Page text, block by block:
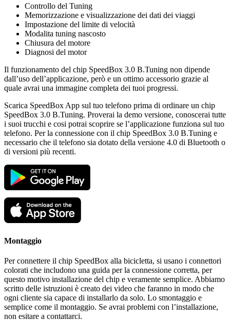
Controllo del Tuning
Memorizzazione e visualizzazione dei dati dei viaggi
Impostazione del limite di velocità
Modalita tuning nascosto
Chiusura del motore
Diagnosi del motor
Il funzionamento del chip SpeedBox 3.0 B.Tuning non dipende
dall’uso dell’applicazione, però e un ottimo accessorio grazie al
quale avrai una immagine completa dei tuoi progressi.
Scarica SpeedBox App sul tuo telefono prima di ordinare un chip
SpeedBox 3.0 B.Tuning. Proverai la demo versione, conoscerai tutte
i suoi trucchi e cosi potrai scoprire se l’applicazione funziona sul tuo
telefono. Per la connessione con il chip SpeedBox 3.0 B.Tuning e
necessario che il telefono sia dotato della versione 4.0 di Bluetooth o
di versioni più recenti.
Montaggio
Per connettere il chip SpeedBox alla bicicletta, si usano i connettori
colorati che includono una guida per la connessione corretta, per
questo motivo installazione del chip e veramente semplice. Abbiamo
scritto delle istruzioni è creato dei video che faranno in modo che
ogni cliente sia capace di installarlo da solo. Lo smontaggio e
semplice come il montaggio. Se avrai problemi con l’installazione,
non esitare a contattarci.